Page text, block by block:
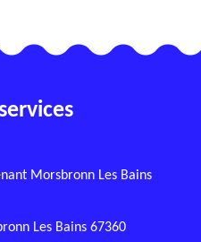
Morsbronn Les Bains
Les Bains 67360